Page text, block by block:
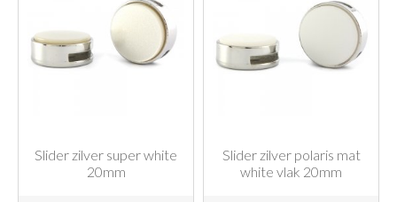
Slider zilver super white
20mm
Slider zilver polaris mat
white vlak 20mm